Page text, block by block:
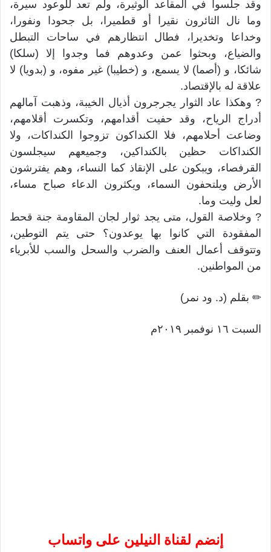
وقد جلسوا في المقاعد الوثيرة، ولم تعد للوعود سيرة،
وما نال الثائرون نقيرا أو قطميرا، بل جحودا ونفورا،
وخداعا وتخديرا، فطال انتظارهم في ساحات التبطل
والضياع، وبحثوا عمن وعدوهم فما وجدوا إلا (سلكا)
شائكا، و (أصما) لا يسمع، و (خطيبا) غير مفوه، و (بدويا) لا
علاقة له بالإقتصاد.
? وهكذا عاد الثوار يجرجرون أذيال الخيبة، وذهبت آمالهم
أدراج الرياح، وقد حفيت أقدامهم، وتكسرت أقلامهم،
وضاعت أحلامهم، فلا الكنداكون تزوجوا الكنداكات، ولا
الكنداكات حظين بالكنداكين، وجميعهم سيجلسون
القرفصاء، ويبكون على الإنقاذ كما النساء، وهم يفترشون
الأرض ويلتحفون السماء، ويكثرون الدعاء صباح مساء،
لعل وليت وما.
? وخلاصة القول، متى يجد ثوار لجان المقاومة جنة قحط
المفقودة التي كانوا بها يوعدون؟ حتى يتم التوطين،
وتتوقف أعمال العنف والضرب والسحل والسب للأبرياء
من المواطنين.
✏ بقلم (د. ود نمر)
السبت ١٦ نوفمبر ٢٠١٩م
إنضم لقناة النيلين على واتساب